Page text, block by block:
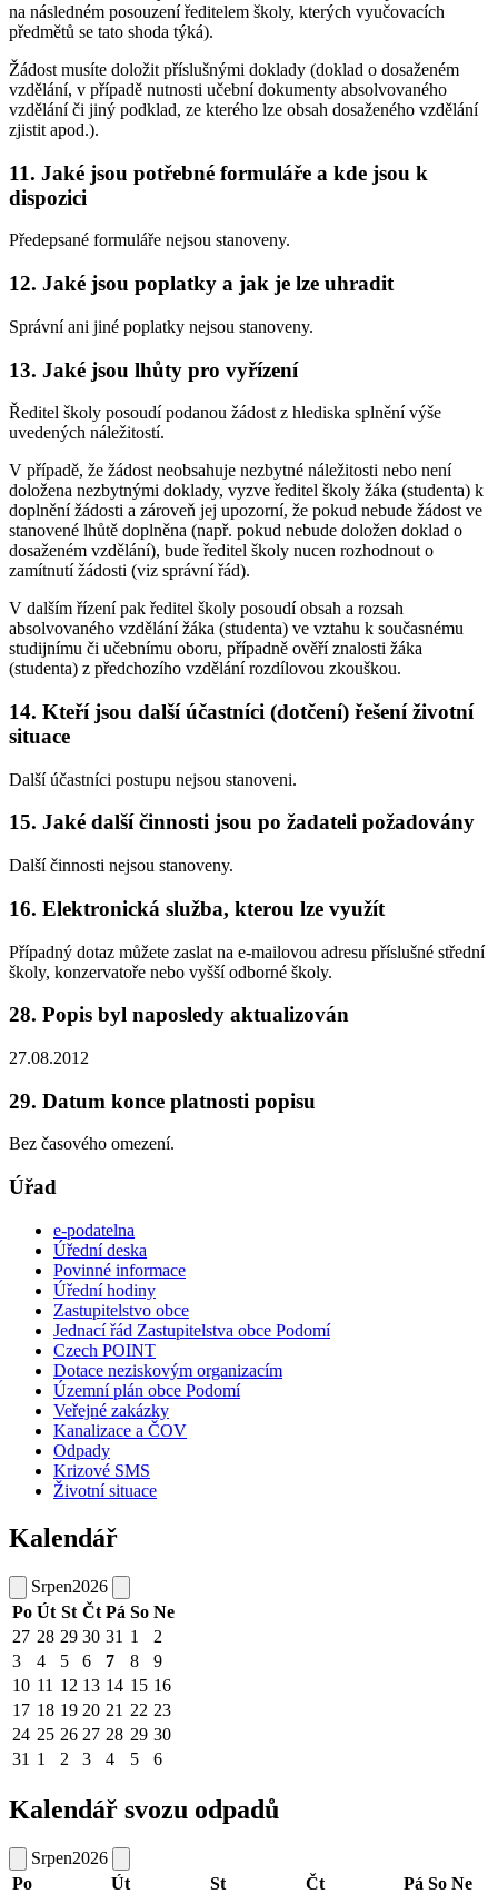
na následném posouzení ředitelem školy, kterých vyučovacích
předmětů se tato shoda týká).
Žádost musíte doložit příslušnými doklady (doklad o dosaženém
vzdělání, v případě nutnosti učební dokumenty absolvovaného
vzdělání či jiný podklad, ze kterého lze obsah dosaženého vzdělání
zjistit apod.).
11. Jaké jsou potřebné formuláře a kde jsou k
dispozici
Předepsané formuláře nejsou stanoveny.
12. Jaké jsou poplatky a jak je lze uhradit
Správní ani jiné poplatky nejsou stanoveny.
13. Jaké jsou lhůty pro vyřízení
Ředitel školy posoudí podanou žádost z hlediska splnění výše
uvedených náležitostí.
V případě, že žádost neobsahuje nezbytné náležitosti nebo není
doložena nezbytnými doklady, vyzve ředitel školy žáka (studenta) k
doplnění žádosti a zároveň jej upozorní, že pokud nebude žádost ve
stanovené lhůtě doplněna (např. pokud nebude doložen doklad o
dosaženém vzdělání), bude ředitel školy nucen rozhodnout o
zamítnutí žádosti (viz správní řád).
V dalším řízení pak ředitel školy posoudí obsah a rozsah
absolvovaného vzdělání žáka (studenta) ve vztahu k současnému
studijnímu či učebnímu oboru, případně ověří znalosti žáka
(studenta) z předchozího vzdělání rozdílovou zkouškou.
14. Kteří jsou další účastníci (dotčení) řešení životní
situace
Další účastníci postupu nejsou stanoveni.
15. Jaké další činnosti jsou po žadateli požadovány
Další činnosti nejsou stanoveny.
16. Elektronická služba, kterou lze využít
Případný dotaz můžete zaslat na e-mailovou adresu příslušné střední
školy, konzervatoře nebo vyšší odborné školy.
28. Popis byl naposledy aktualizován
27.08.2012
29. Datum konce platnosti popisu
Bez časového omezení.
Úřad
e-podatelna
Úřední deska
Povinné informace
Úřední hodiny
Zastupitelstvo obce
Jednací řád Zastupitelstva obce Podomí
Czech POINT
Dotace neziskovým organizacím
Územní plán obce Podomí
Veřejné zakázky
Kanalizace a ČOV
Odpady
Krizové SMS
Životní situace
Kalendář
Srpen2026
Po Út St Čt Pá So Ne
27 28 29 30 31 1
2
3
4 5 6 7 8
9
10 11 12 13 14 15 16
17 18 19 20 21 22 23
24 25 26 27 28 29 30
31 1 2 3 4 5 6
Kalendář svozu odpadů
Srpen2026
Po
Út St Čt Pá So Ne